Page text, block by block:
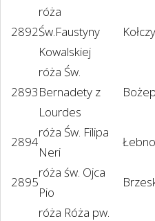
2892
róża
Św.Faustyny
Kowalskiej
2893
róża Św.
Bernadety z
Lourdes
2894
róża Św. Filipa
Neri
2895
róża św. Ojca
Pio
róża Róża pw.